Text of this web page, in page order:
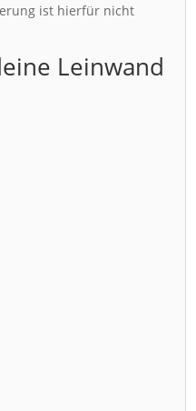
ist hierfür nicht
Leinwand